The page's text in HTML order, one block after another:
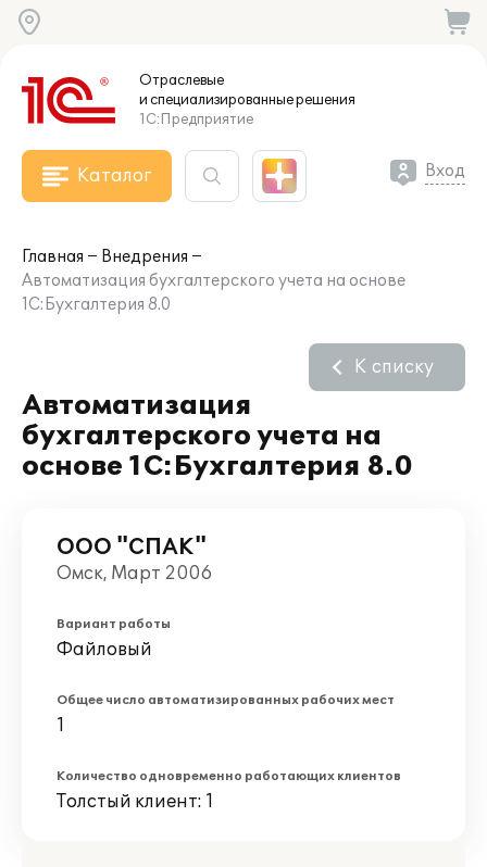
Отраслевые
и специализированныерешения
1С:Предприятие
Каталог Вход
Главная
Внедрения
Автоматизация бухгалтерского учета на основе
1С:Бухгалтерия 8.0
Автоматизация
бухгалтерского учета на
основе 1С:Бухгалтерия 8.0
К списку
ООО "СПАК"
Омск, Март 2006
Вариант работы
Файловый
Общее число автоматизированных рабочих мест
1
Количество одновременно работающих клиентов
Толстый клиент: 1